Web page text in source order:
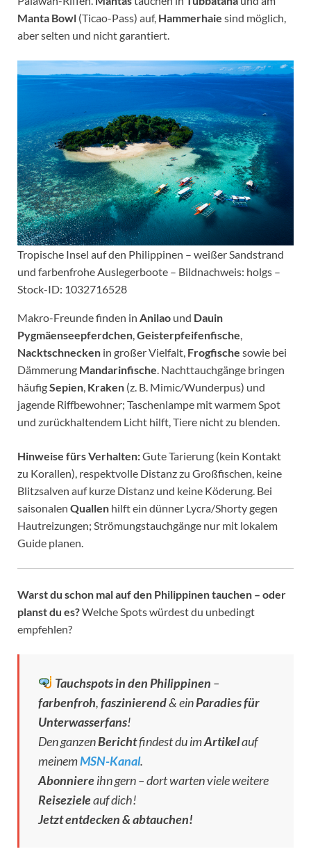
Manta Bowl (Ticao-Pass) auf, Hammerhaie sind möglich,
aber selten und nicht garantiert.
Tropische Insel auf den Philippinen – weißer Sandstrand
und farbenfrohe Auslegerboote – Bildnachweis: holgs –
Stock-ID: 1032716528
Makro-Freunde finden in Anilao und Dauin
Pygmäenseepferdchen Geisterpfeifenfische
Nacktschnecken in großer Vielfalt, Frogfische sowie bei
Dämmerung Mandarinfische . Nachttauchgänge bringen
häufigSepien Kraken (z. B. Mimic/Wunderpus) und
jagende Riffbewohner; Taschenlampe mit warmem Spot
und zurückhaltendem Licht hilft, Tiere nicht zu blenden.
Hinweise fürs Verhalten:Gute Tarierung (kein Kontakt
zu Korallen), respektvolle Distanz zu Großfischen, keine
Blitzsalven auf kurze Distanz und keine Köderung. Bei
saisonalen Quallen hilft ein dünner Lycra/Shorty gegen
Hautreizungen; Strömungstauchgänge nur mit lokalem
Guide planen.
Warst du schon mal auf den Philippinen tauchen – oder
planst du es?Welche Spots würdest du unbedingt
empfehlen?
Tauchspots in den Philippinen –
farbenfroh,faszinierend& einParadies für
Unterwasserfans!
Den ganzenBerichtfindest du imArtikelauf
meinemMSN-Kanal.
Abonniereihn gern – dort warten viele weitere
Reisezieleauf dich!
Jetzt entdecken & abtauchen!